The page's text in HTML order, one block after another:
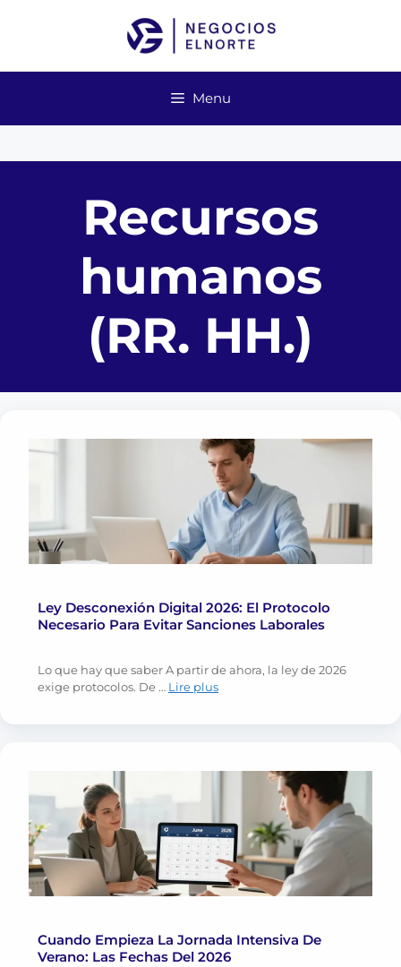
Menu
Recursos
humanos
(RR. HH.)
Ley Desconexión Digital 2026: El Protocolo
Necesario Para Evitar Sanciones Laborales
Lo que hay que saber A partir de ahora, la ley de 2026
exige protocolos. De … Lire plus
Cuando Empieza La Jornada Intensiva De
Verano: Las Fechas Del 2026